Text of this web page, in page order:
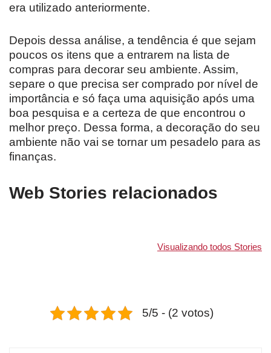
era utilizado anteriormente.
Depois dessa análise, a tendência é que sejam
poucos os itens que a entrarem na lista de
compras para decorar seu ambiente. Assim,
separe o que precisa ser comprado por nível de
importância e só faça uma aquisição após uma
boa pesquisa e a certeza de que encontrou o
melhor preço. Dessa forma, a decoração do seu
ambiente não vai se tornar um pesadelo para as
finanças.
Web Stories relacionados
Visualizando todos Stories
5/5 - (2 votos)